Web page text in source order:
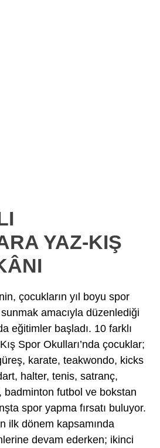
YAZ-KIŞ
çocukların yıl boyu spor
amacıyla düzenlediği
eğitimler başladı. 10 farklı
Spor Okulları’nda çocuklar;
karate, teakwondo, kicks
halter, tenis, satranç,
badminton futbol ve bokstan
spor yapma fırsatı buluyor.
ilk dönem kapsamında
devam ederken; ikinci